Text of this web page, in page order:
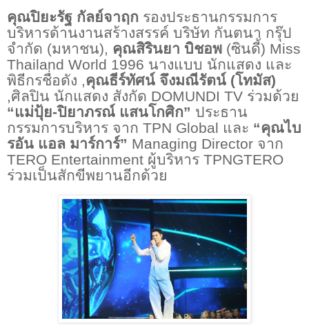
คุณปิยะรัฐ กัลย์จาฤก รองประธานกรรมการ
บริหารด้านงานสร้างสรรค์ บริษัท กันตนา กรุ๊ป
จำกัด (มหาชน), คุณสิรินยา บิชอพ (ซินดี้) Miss
Thailand World 1996 นางแบบ นักแสดง และ
พิธีกรชื่อดัง ,คุณธีร์ทัศน์ จึงมณีรัตน์ (โทมัส)
,ศิลปิน นักแสดง สังกัด DOMUNDI TV ร่วมด้วย
“แม่ปุ้ย-ปิยาภรณ์ แสนโกศิก” ประธาน
กรรมการบริหาร จาก TPN Global และ “คุณไบ
รอัน แอล มาร์การ์” Managing Director จาก
TERO Entertainment ผู้บริหาร TPNGTERO
ร่วมเป็นสักขีพยานอีกด้วย